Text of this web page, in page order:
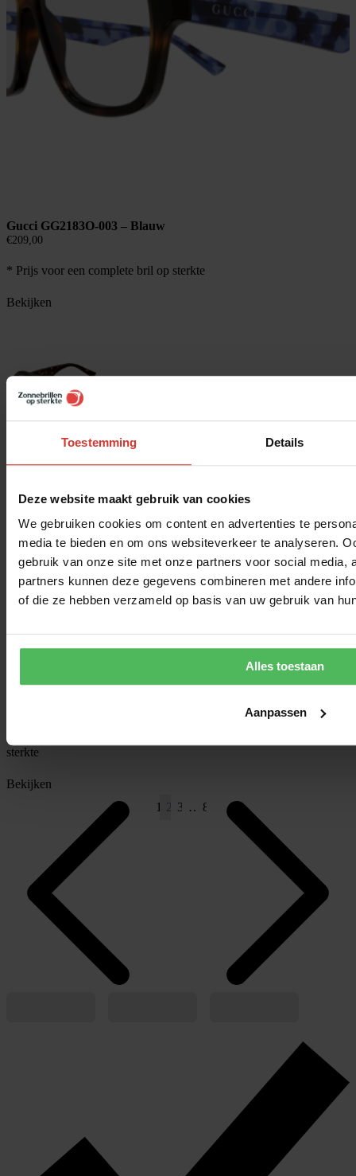
Toestemming Details
Deze website maakt gebruik van cookies
We gebruiken cookies om content en advertenties te
media te bieden en om ons websiteverkeer te analyseren.
gebruik van onze site met onze partners voor social media,
partners kunnen deze gegevens combineren met andere
of die ze hebben verzameld op basis van uw gebruik van
Alles toestaan
Aanpassen
Gucci GG2183O-003 – Blauw
€209,00
* Prijs voor een complete bril op sterkte
Bekijken
Gucci GG2183O-002 – Havana
sterkte
Bekijken
1
2 3 … 8